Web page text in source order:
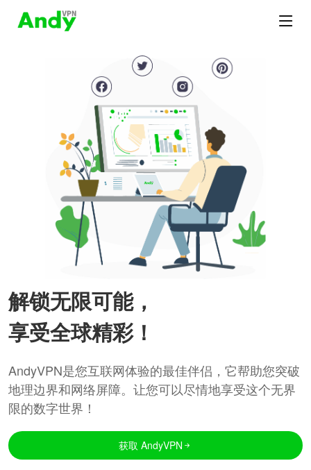
解锁无限可能，
享受全球精彩！
AndyVPN是您互联网体验的最佳伴侣，它帮助您突破
地理边界和网络屏障。让您可以尽情地享受这个无界
限的数字世界！
获取 AndyVPN